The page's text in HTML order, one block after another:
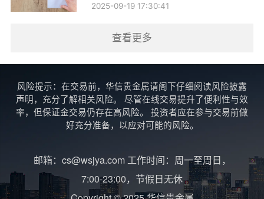
2025-09-19 17:30:41
查看更多
风险提示：在交易前，华信贵金属请阁下仔细阅读风险披露
声明，充分了解相关风险。 尽管在线交易提升了便利性与效
率，但保证金交易仍存在高风险。 投资者应在参与交易前做
好充分准备，以应对可能的风险。
邮箱：cs@wsjya.com 工作时间：周一至周日，
7:00-23:00，节假日无休